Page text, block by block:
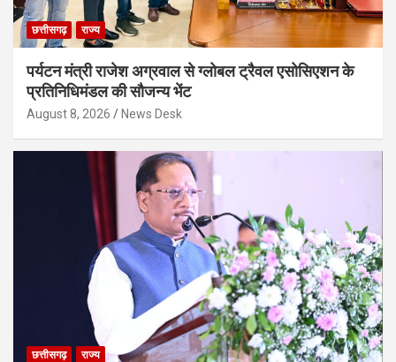
छत्तीसगढ़ राज्य
पर्यटन मंत्री राजेश अग्रवाल से ग्लोबल ट्रैवल एसोसिएशन के
प्रतिनिधिमंडल की सौजन्य भेंट
August 8, 2026 News Desk
छत्तीसगढ़ राज्य